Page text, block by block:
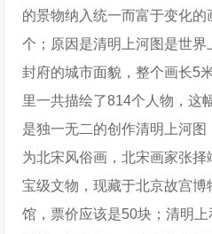
的景物纳入统一而富于变化
个；原因是清明上河图是世
封府的城市面貌，整个画长5
里一共描绘了814个人物，这
是独一无二的创作清明上河
为北宋风俗画，北宋画家张择
宝级文物，现藏于北京故宫
馆，票价应该是50块；清明